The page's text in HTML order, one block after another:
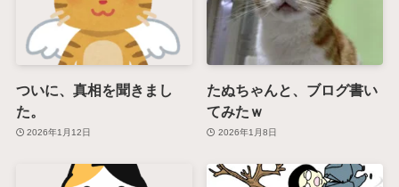
ついに、真相を聞きまし
た。
2026年1月12日
たぬちゃんと、ブログ書い
てみたｗ
2026年1月8日